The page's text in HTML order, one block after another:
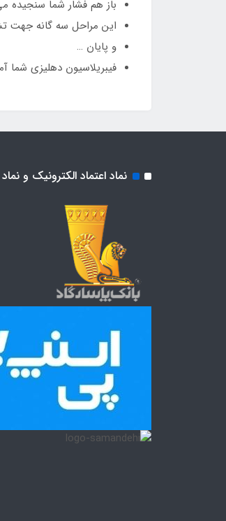
باز هم فشار شما سنجیده می شود و دستگاه مجددا (30)
این مراحل سه گانه جهت
و پایان …
فیبریلاسیون دهلیزی شما
نماد اعتماد الکترونیک و